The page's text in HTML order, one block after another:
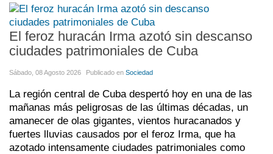
El feroz huracán Irma azotó sin descanso
ciudades patrimoniales de Cuba
Sábado, 08 Agosto 2026 Publicado en Sociedad
La región central de Cuba despertó hoy en una de las
mañanas más peligrosas de las últimas décadas, un
amanecer de olas gigantes, vientos huracanados y
fuertes lluvias causados por el feroz Irma, que ha
azotado intensamente ciudades patrimoniales como